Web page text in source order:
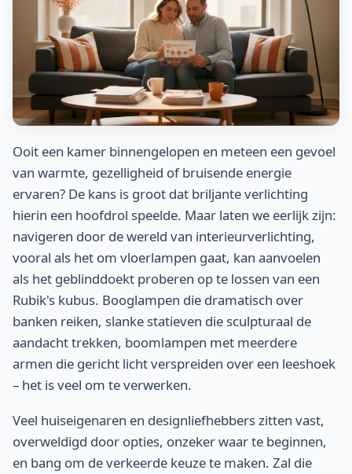
Ooit een kamer binnengelopen en meteen een gevoel
van warmte, gezelligheid of bruisende energie
ervaren? De kans is groot dat briljante verlichting
hierin een hoofdrol speelde. Maar laten we eerlijk zijn:
navigeren door de wereld van interieurverlichting,
vooral als het om vloerlampen gaat, kan aanvoelen
als het geblinddoekt proberen op te lossen van een
Rubik's kubus. Booglampen die dramatisch over
banken reiken, slanke statieven die sculpturaal de
aandacht trekken, boomlampen met meerdere
armen die gericht licht verspreiden over een leeshoek
– het is veel om te verwerken.
Veel huiseigenaren en designliefhebbers zitten vast,
overweldigd door opties, onzeker waar te beginnen,
en bang om de verkeerde keuze te maken. Zal die